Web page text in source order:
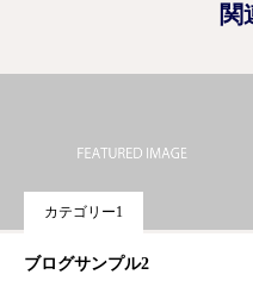
関
カテゴリー1
ブログサンプル2